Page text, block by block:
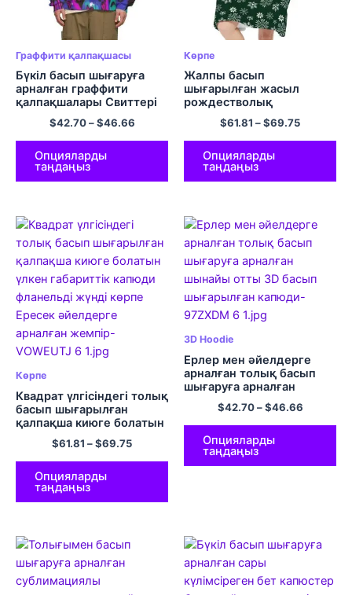
Граффити қалпақшасы
Бүкіл басып шығаруға
арналған граффити
қалпақшалары Свиттері
Көше киімі
$42.70–$46.66
Опцияларды
таңдаңыз
Көрпе
Жалпы басып
шығарылған жасыл
рождестволық
ұйықтайтын көрпе юбка
Ересектерге арналған
гигант капюди Ыңғайлы
жемпір фланелді юбка
$61.81 –$69.75
Опцияларды
таңдаңыз
Көрпе
Квадрат үлгісіндегі толық
басып шығарылған
қалпақша киюге болатын
үлкен габариттік капюди
фланельді жүнді көрпе
Ересек әйелдерге
арналған жемпір
$61.81 –$69.75
Опцияларды
таңдаңыз
3D Hoodie
Ерлер мен әйелдерге
арналған толық басып
шығаруға арналған
шынайы отты 3D басып
шығарылған капюди
$42.70–$46.66
Опцияларды
таңдаңыз